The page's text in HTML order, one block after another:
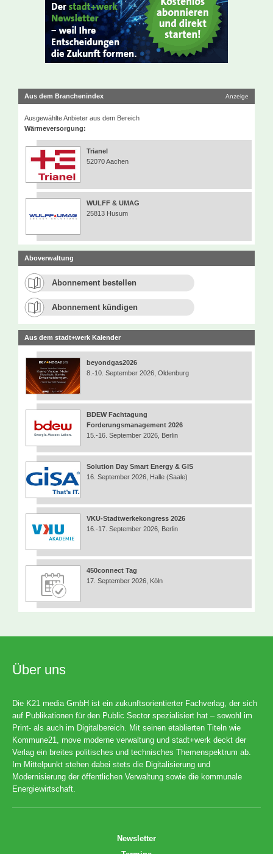
Aus dem Branchenindex Anzeige
Ausgewählte Anbieter aus dem Bereich
Wärmeversorgung:
Trianel
52070 Aachen
WULFF & UMAG
25813 Husum
Aboverwaltung
Abonnement bestellen
Abonnement kündigen
Aus dem stadt+werk Kalender
beyondgas2026
8.-10. September 2026, Oldenburg
BDEW Fachtagung
Forderungsmanagement 2026
15.-16. September 2026, Berlin
Solution Day Smart Energy & GIS
16. September 2026, Halle (Saale)
VKU-Stadtwerkekongress 2026
16.-17. September 2026, Berlin
450connect Tag
17. September 2026, Köln
Über uns
Die K21 media GmbH ist ein zukunftsorientierter Fachverlag, der sich
auf Publikationen für den Public Sector spezialisiert hat – sowohl im
Print- als auch im Digitalbereich. Mit seinen etablierten Titeln wie
Kommune21, move moderne verwaltung und stadt+werk deckt der
Verlag ein breites politisches und technisches Themenspektrum ab.
Im Mittelpunkt stehen dabei stets die Digitalisierung und
Modernisierung der öffentlichen Verwaltung sowie die kommunale
Energiewirtschaft.
Newsletter